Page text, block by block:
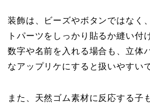
装飾は、ビーズやボタンではなく
トパーツをしっかり貼るか縫い付
数字や名前を入れる場合も、立体
なアップリケにすると扱いやすい
また、天然ゴム素材に反応する子